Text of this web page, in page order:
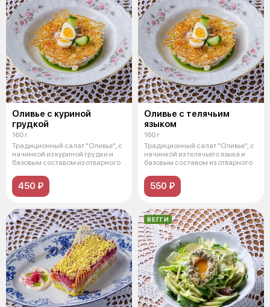
Оливье с куриной
грудкой
160 г
Традиционный салат "Оливье", с
начинкой из куриной грудки и
базовым составом из отварного
450 ₽
Оливье с телячьим
языком
160 г
Традиционный салат "Оливье", с
начинкой из телячьего языка и
базовым составом из отварного
550 ₽
ВЕГГИ